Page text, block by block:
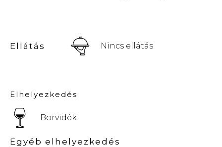
Ellátás Nincs ellátás
Elhelyezkedés
Borvidék
Egyéb elhelyezkedés